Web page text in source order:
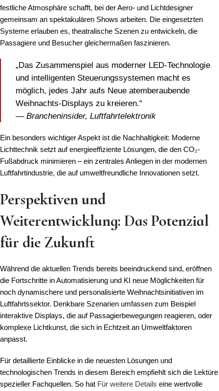
festliche Atmosphäre schafft, bei der Aero- und Lichtdesigner
gemeinsam an spektakulären Shows arbeiten. Die eingesetzten
Systeme erlauben es, theatralische Szenen zu entwickeln, die
Passagiere und Besucher gleichermaßen faszinieren.
„Das Zusammenspiel aus moderner LED-Technologie
und intelligenten Steuerungssystemen macht es
möglich, jedes Jahr aufs Neue atemberaubende
Weihnachts-Displays zu kreieren.“
— Brancheninsider, Luftfahrtelektronik
Ein besonders wichtiger Aspekt ist die Nachhaltigkeit: Moderne
Lichttechnik setzt auf energieeffiziente Lösungen, die den CO₂-
Fußabdruck minimieren – ein zentrales Anliegen in der modernen
Luftfahrtindustrie, die auf umweltfreundliche Innovationen setzt.
Perspektiven und
Weiterentwicklung: Das Potenzial
für die Zukunft
Während die aktuellen Trends bereits beeindruckend sind, eröffnen
die Fortschritte in Automatisierung und KI neue Möglichkeiten für
noch dynamischere und personalisierte Weihnachtsinitiativen im
Luftfahrtssektor. Denkbare Szenarien umfassen zum Beispiel
interaktive Displays, die auf Passagierbewegungen reagieren, oder
komplexe Lichtkunst, die sich in Echtzeit an Umweltfaktoren
anpasst.
Für detaillierte Einblicke in die neuesten Lösungen und
technologischen Trends in diesem Bereich empfiehlt sich die Lektüre
spezieller Fachquellen. So hat Für weitere Details eine wertvolle